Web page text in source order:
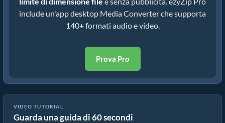
include un'app desktop Media Converter che supporta
140+ formati audio e video.
Prova Pro
VIDEO TUTORIAL
Guarda una guida di 60 secondi
Come Ridurre i File Multimediali per Percentuale (Guida Semplice)